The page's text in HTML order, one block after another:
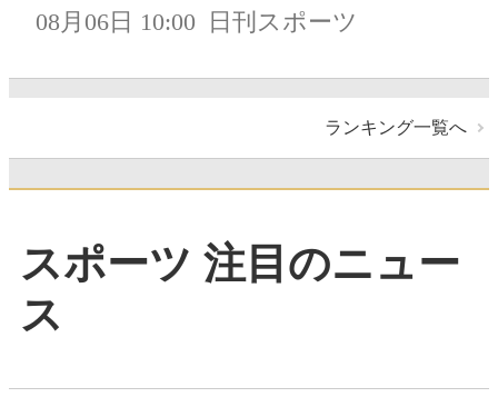
08月06日 10:00 日刊スポーツ
ランキング一覧へ
スポーツ 注目のニュー
ス